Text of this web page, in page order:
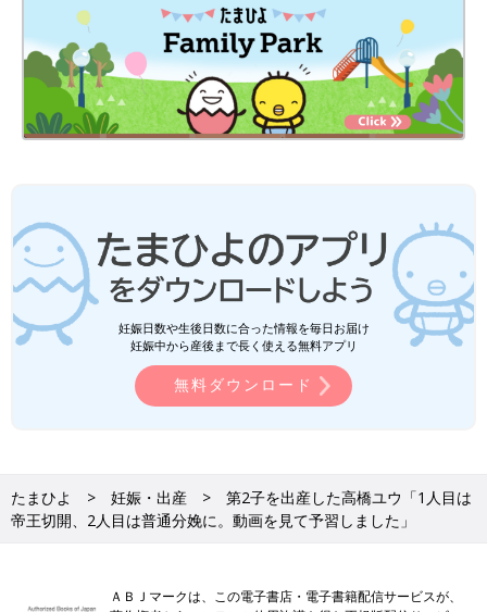
妊娠日数や生後日数に合った情報を毎日お届け
妊娠中から産後まで長く使える無料アプリ
無料ダウンロード
たまひよ 妊娠・出産
第2子を出産した高橋ユウ「1人目は
帝王切開、2人目は普通分娩に。動画を見て予習しました」
ＡＢＪマークは、この電子書店・電子書籍配信サービスが、